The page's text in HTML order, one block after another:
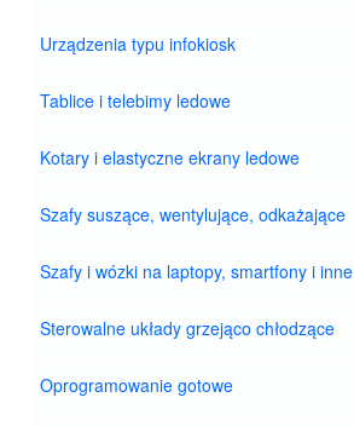
Urządzenia typu infokiosk
Tablice i telebimy ledowe
Kotary i elastyczne ekrany ledowe
Szafy suszące, wentylujące, odkażające
Szafy i wózki na laptopy, smartfony i inne
Sterowalne układy grzejąco chłodzące
Oprogramowanie gotowe